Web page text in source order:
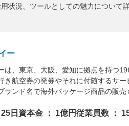
状況、ツールとしての魅力について
ー
は、東京、大阪、愛知に拠点を持つ
き航空券の発券やそれに付随するサ
ランド名で海外パッケージ商品の販
日 資本金 ： 1億円従業員数 ：